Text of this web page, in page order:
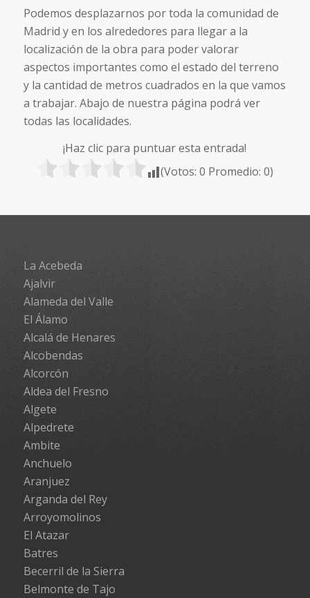
Podemos desplazarnos por toda la comunidad de
Madrid y en los alrededores para llegar a la
localización de la obra para poder valorar
aspectos importantes como el estado del terreno
y la cantidad de metros cuadrados en la que vamos
a trabajar. Abajo de nuestra página podrá ver
todas las localidades.
¡Haz clic para puntuar esta entrada!
(Votos:0 Promedio:0)
La Acebeda
Ajalvir
Alameda del Valle
El Álamo
Alcalá de Henares
Alcobendas
Alcorcón
Aldea del Fresno
Algete
Alpedrete
Ambite
Anchuelo
Aranjuez
Arganda del Rey
Arroyomolinos
El Atazar
Batres
Becerril de la Sierra
Belmonte de Tajo